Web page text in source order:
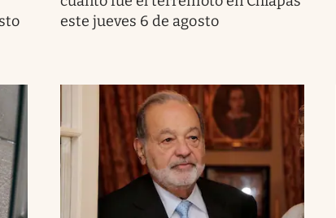
este jueves 6 de agosto